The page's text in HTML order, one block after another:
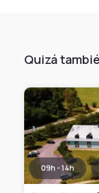
Quizá
09h - 14h